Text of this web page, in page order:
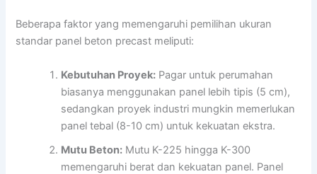
Beberapa faktor yang memengaruhi pemilihan ukuran
standar panel beton precast meliputi:
Kebutuhan Proyek: Pagar untuk perumahan
biasanya menggunakan panel lebih tipis (5 cm),
sedangkan proyek industri mungkin memerlukan
panel tebal (8-10 cm) untuk kekuatan ekstra.
Mutu Beton: Mutu K-225 hingga K-300
memengaruhi berat dan kekuatan panel. Panel